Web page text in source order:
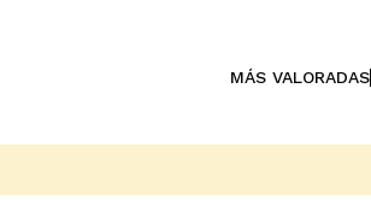
MÁS VALORADAS